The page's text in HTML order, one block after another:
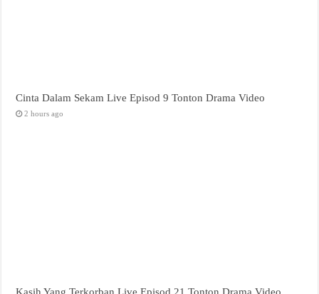
Cinta Dalam Sekam Live Episod 9 Tonton Drama Video
2 hours ago